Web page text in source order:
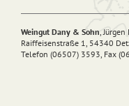
Weingut Dany & Sohn, Jürgen
Raiffeisenstraße 1, 54340
Telefon (06507) 3593, Fax